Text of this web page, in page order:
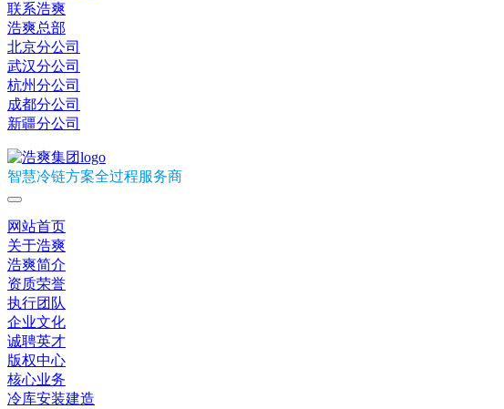
联系浩爽
浩爽总部
北京分公司
武汉分公司
杭州分公司
成都分公司
新疆分公司
智慧冷链方案全过程服务商
网站首页
关于浩爽
浩爽简介
资质荣誉
执行团队
企业文化
诚聘英才
版权中心
核心业务
冷库安装建造